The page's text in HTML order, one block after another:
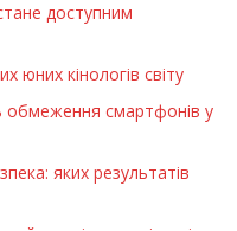
доступним
юних кінологів світу
обмеження смартфонів у
яких результатів